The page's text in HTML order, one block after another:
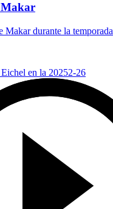
Makar
Makar durante la temporada